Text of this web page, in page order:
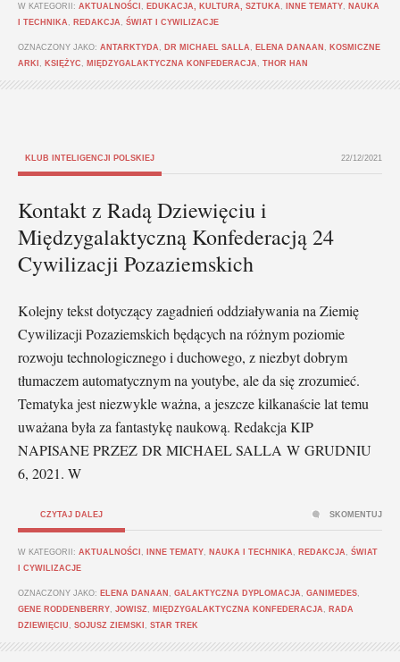
W KATEGORII: AKTUALNOŚCI EDUKACJA, KULTURA, SZTUKA INNE TEMATY
NAUKA
I TECHNIKA
REDAKCJA ŚWIAT I CYWILIZACJE
OZNACZONY JAKO: ANTARKTYDA DR MICHAEL SALLA ELENA DANAAN
KOSMICZNE
ARKI
KSIĘŻYC MIĘDZYGALAKTYCZNA KONFEDERACJA THOR HAN
KLUB INTELIGENCJI POLSKIEJ 22/12/2021
Kontakt z Radą Dziewięciu i
Międzygalaktyczną Konfederacją 24
Cywilizacji Pozaziemskich
Kolejny tekst dotyczący zagadnień oddziaływania na Ziemię
Cywilizacji Pozaziemskich będących na różnym poziomie
rozwoju technologicznego i duchowego, z niezbyt dobrym
tłumaczem automatycznym na youtybe, ale da się zrozumieć.
Tematyka jest niezwykle ważna, a jeszcze kilkanaście lat temu
uważana była za fantastykę naukową. Redakcja KIP
NAPISANE PRZEZ DR MICHAEL SALLA W GRUDNIU
6, 2021. W
CZYTAJ DALEJ
W KATEGORII: AKTUALNOŚCI INNE TEMATY NAUKA I TECHNIKA REDAKCJA
ŚWIAT
I CYWILIZACJE
OZNACZONY JAKO: ELENA DANAAN GALAKTYCZNA DYPLOMACJA GANIMEDES
GENE RODDENBERRY JOWISZ MIĘDZYGALAKTYCZNA KONFEDERACJA
RADA
DZIEWIĘCIU
SOJUSZ ZIEMSKI STAR TREK
SKOMENTUJ